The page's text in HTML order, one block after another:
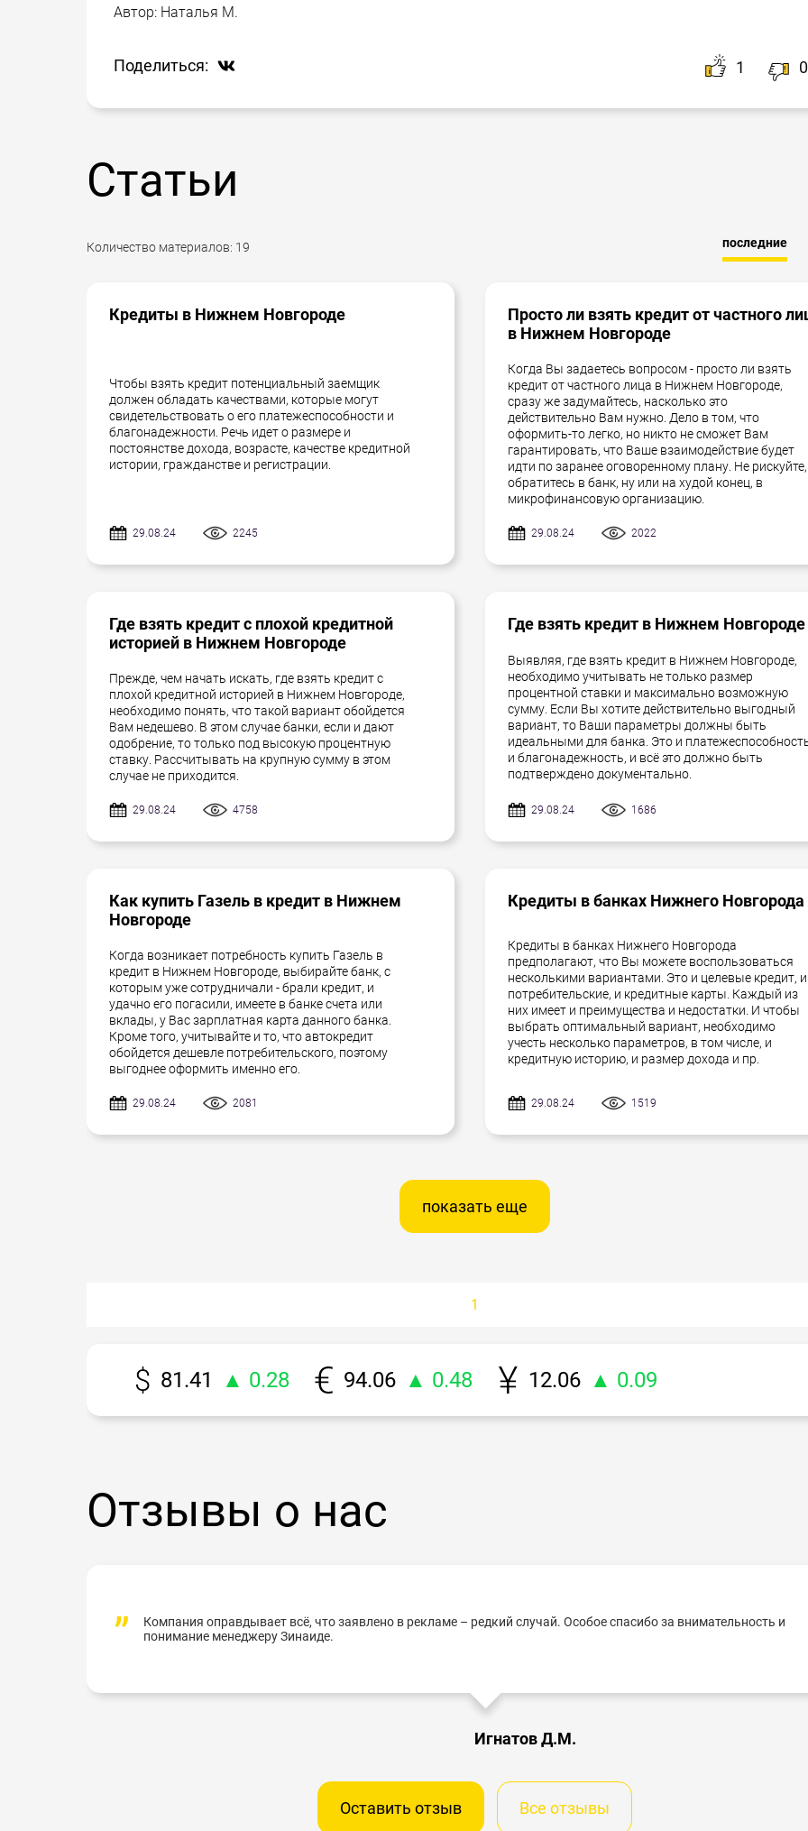
С помощью нашего сайта, отправка онлайн заявки на кредит, при минимуме усилий, достигнет
банковских сайтов, заполнить на них заявки, то в нашем случае, всего один раз заполните
на кредит, она будет отправлена в большое количество банков, подобранных автоматической
Автор: Наталья М.
Поделиться: 1 0
Статьи
Количество материалов: 19 последние
Кредиты в Нижнем Новгороде
Чтобы взять кредит потенциальный заемщик
должен обладать качествами, которые могут
свидетельствовать о его платежеспособности и
благонадежности. Речь идет о размере и
постоянстве дохода, возрасте, качестве кредитной
истории, гражданстве и регистрации.
29.08.24 2245
Просто ли взять кредит от частного
в Нижнем Новгороде
Когда Вы задаетесь вопросом - просто ли взять
кредит от частного лица в Нижнем Новгороде,
сразу же задумайтесь, насколько это
действительно Вам нужно. Дело в том, что
оформить-то легко, но никто не сможет Вам
гарантировать, что Ваше взаимодействие будет
идти по заранее оговоренному плану. Не рискуйте,
обратитесь в банк, ну или на худой конец, в
микрофинансовую организацию.
29.08.24 2022
Где взять кредит с плохой кредитной
историей в Нижнем Новгороде
Прежде, чем начать искать, где взять кредит с
плохой кредитной историей в Нижнем Новгороде,
необходимо понять, что такой вариант обойдется
Вам недешево. В этом случае банки, если и дают
одобрение, то только под высокую процентную
ставку. Рассчитывать на крупную сумму в этом
случае не приходится.
29.08.24 4758
Где взять кредит в Нижнем Новгороде
Выявляя, где взять кредит в Нижнем Новгороде,
необходимо учитывать не только размер
процентной ставки и максимально возможную
сумму. Если Вы хотите действительно выгодный
вариант, то Ваши параметры должны быть
идеальными для банка. Это и
и благонадежность, и всё это должно быть
подтверждено документально.
29.08.24 1686
Как купить Газель в кредит в Нижнем
Новгороде
Когда возникает потребность купить Газель в
кредит в Нижнем Новгороде, выбирайте банк, с
которым уже сотрудничали - брали кредит, и
удачно его погасили, имеете в банке счета или
вклады, у Вас зарплатная карта данного банка.
Кроме того, учитывайте и то, что автокредит
обойдется дешевле потребительского, поэтому
выгоднее оформить именно его.
29.08.24 2081
Кредиты в банках Нижнего Новгорода
Кредиты в банках Нижнего Новгорода
предполагают, что Вы можете воспользоваться
несколькими вариантами. Это и целевые кредит, и
потребительские, и кредитные карты. Каждый из
них имеет и преимущества и недостатки. И чтобы
выбрать оптимальный вариант, необходимо
учесть несколько параметров, в том числе, и
кредитную историю, и размер дохода и пр.
29.08.24 1519
показать еще
1
81.41 ▲ 0.28 94.06 ▲ 0.48 12.06 ▲ 0.09
Отзывы о нас
Компания оправдывает всё, что заявлено в рекламе – редкий случай. Особое спасибо за внимательность и
понимание менеджеру Зинаиде.
Игнатов Д.М.
Оставить отзыв Все отзывы